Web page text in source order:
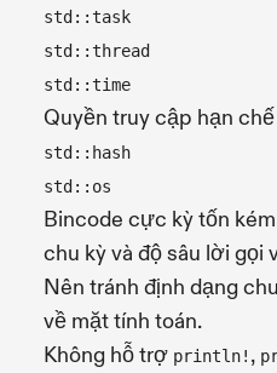
std::task
std::thread
std::time
Quyền truy cập hạn
std::hash
std::os
Bincode cực kỳ tốn
chu kỳ và độ sâu lời gọi
Nên tránh định dạng
về mặt tính toán.
Không hỗ trợ println! ,